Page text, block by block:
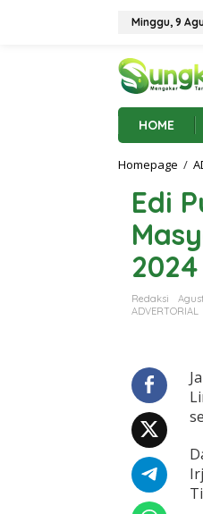
Minggu, 9
HOME
Homepage /
Edi
Redaksi
ADVERTORIAL